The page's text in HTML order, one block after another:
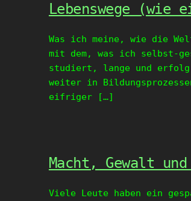
Lebenswege
Was ich meine, wie die
mit dem, was ich selbst-
studiert, lange und
weiter in
eifriger […]
Macht, Gewalt
Viele Leute haben ein